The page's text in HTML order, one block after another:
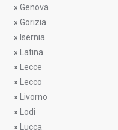
» Genova
» Gorizia
» Isernia
»
Latina
»
Lecce
»
Lecco
»
Livorno
»
Lodi
»
Lucca